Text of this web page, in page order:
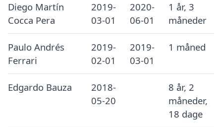
Diego Martín
Cocca Pera
2019-
03-01
2020-
06-01
1 år, 3
måneder
Paulo Andrés
Ferrari
2019-
02-01
2019-
03-01
1 måned
Edgardo Bauza
2018-
05-20
8 år, 2
måneder,
18 dage